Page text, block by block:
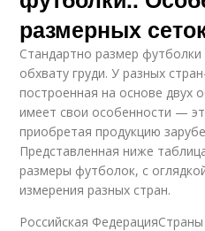
размерных
Стандартно размер
обхвату груди. У разных
построенная на основе двух
имеет свои особенности —
приобретая продукцию
Представленная ниже
размеры футболок, с
измерения разных стран.
Российская